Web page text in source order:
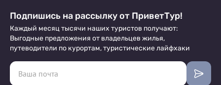
Подпишись на рассылку от ПриветТур!
Каждый месяц тысячи наших туристов получают:
Выгодные предложения от владельцев жилья,
путеводители по курортам, туристические лайфхаки